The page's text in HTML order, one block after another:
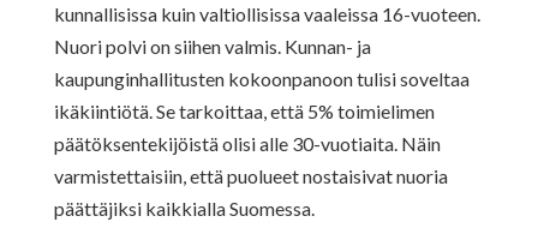
kunnallisissa kuin valtiollisissa vaaleissa 16-vuoteen.
Nuori polvi on siihen valmis. Kunnan- ja
kaupunginhallitusten kokoonpanoon tulisi soveltaa
ikäkiintiötä. Se tarkoittaa, että 5% toimielimen
päätöksentekijöistä olisi alle 30-vuotiaita. Näin
varmistettaisiin, että puolueet nostaisivat nuoria
päättäjiksi kaikkialla Suomessa.